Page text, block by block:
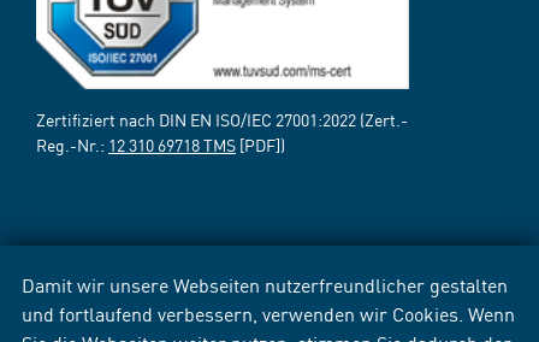
Damit wir unsere Webseiten nutzerfreundlicher gestalten
und fortlaufend verbessern, verwenden wir Cookies. Wenn
Zertifiziert nach DIN EN ISO/IEC 27001:2022 (Zert.-
Reg.-Nr.: 12 310 69718 TMS [PDF])